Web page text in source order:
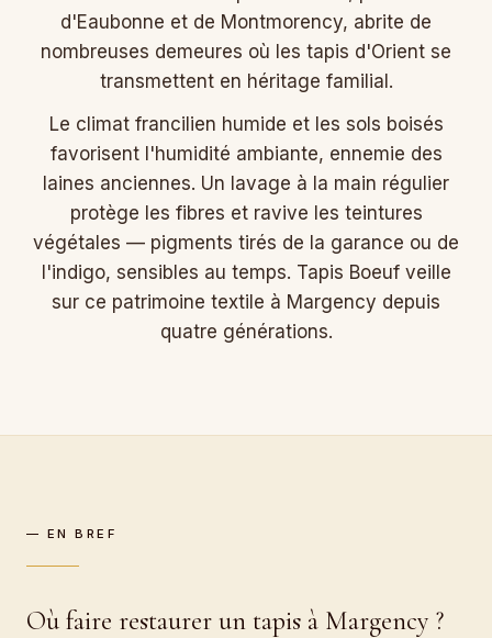
d'Eaubonne et de Montmorency, abrite de
nombreuses demeures où les tapis d'Orient se
transmettent en héritage familial.
Le climat francilien humide et les sols boisés
favorisent l'humidité ambiante, ennemie des
laines anciennes. Un lavage à la main régulier
protège les fibres et ravive les teintures
végétales — pigments tirés de la garance ou de
l'indigo, sensibles au temps. Tapis Boeuf veille
sur ce patrimoine textile à Margency depuis
quatre générations.
— EN BREF
Où faire restaurer un tapis à Margency ?